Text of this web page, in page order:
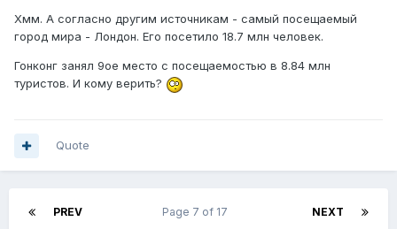
Хмм. А согласно другим источникам - самый посещаемый
город мира - Лондон. Его посетило 18.7 млн человек.
Гонконг занял 9ое место с посещаемостью в 8.84 млн
туристов. И кому верить?
Quote
PREV NEXT
Page 7 of 17